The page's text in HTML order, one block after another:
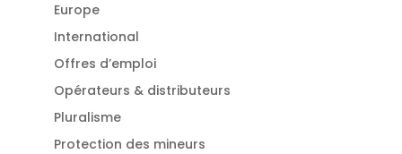
Europe
International
Offres d’emploi
Opérateurs & distributeurs
Pluralisme
Protection des mineurs